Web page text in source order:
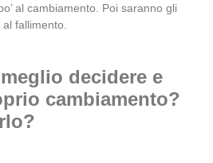
al cambiamento. Poi saranno gli
fallimento.
decidere e
cambiamento?